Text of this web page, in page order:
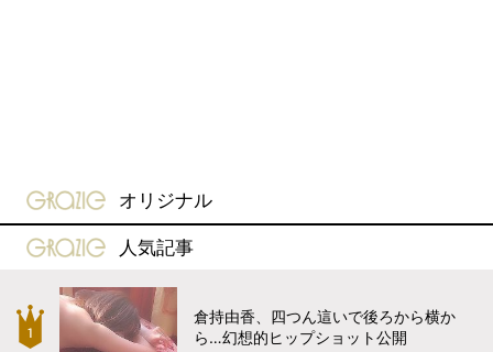
gravure-grazie
オリジナル
gravure-grazie
人気記事
倉持由香、四つん這いで後ろから横か
ら…幻想的ヒップショット公開